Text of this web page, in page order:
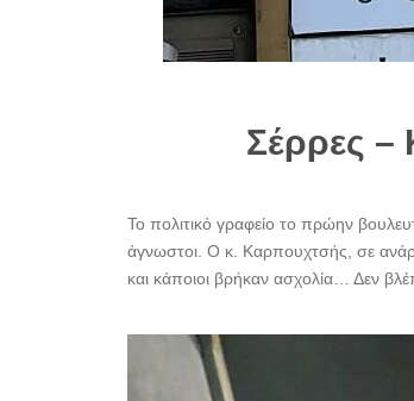
Σέρρες –
Το πολιτικό γραφείο το πρώην
άγνωστοι. Ο κ. Καρπουχτσής, σε
και κάποιοι βρήκαν ασχολία… Δεν